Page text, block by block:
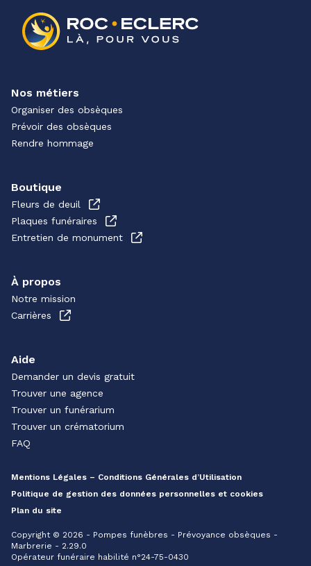
Nos métiers
Organiser des obsèques
Prévoir des obsèques
Rendre hommage
Boutique
Fleurs de deuil
Plaques funéraires
Entretien de monument
À propos
Notre mission
Carrières
Aide
Demander un devis gratuit
Trouver une agence
Trouver un funérarium
Trouver un crématorium
FAQ
Mentions Légales – Conditions Générales d’Utilisation
Politique de gestion des données personnelles et cookies
Plan du site
Copyright © 2026 - Pompes funèbres - Prévoyance obsèques -
Marbrerie - 2.29.0
Opérateur funéraire habilité n°24-75-0430